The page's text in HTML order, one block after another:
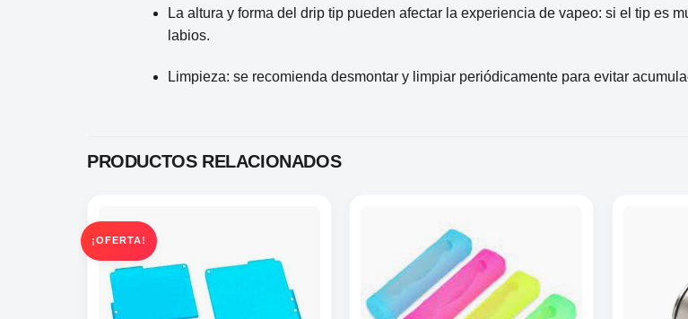
La altura y forma del drip tip pueden afectar la experiencia de vapeo: si el tip es
labios.
Limpieza: se recomienda desmontar y limpiar periódicamente para evitar
PRODUCTOS RELACIONADOS
¡OFERTA!